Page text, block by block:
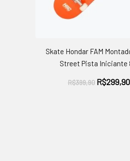
Skate Hondar FAM
Street Pista Iniciante
R$399,90 O
R$299,90O